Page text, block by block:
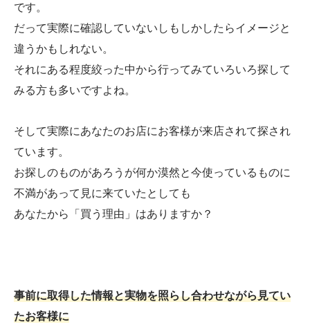
です。
だって実際に確認していないしもしかしたらイメージと
違うかもしれない。
それにある程度絞った中から行ってみていろいろ探して
みる方も多いですよね。
そして実際にあなたのお店にお客様が来店されて探され
ています。
お探しのものがあろうが何か漠然と今使っているものに
不満があって見に来ていたとしても
あなたから「買う理由」はありますか？
事前に取得した情報と実物を照らし合わせながら見てい
たお客様に